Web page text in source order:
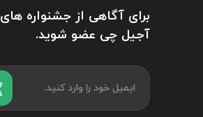
انبه،
برای آگاهی از جشنواره های
آجیل چی عضو شوید.